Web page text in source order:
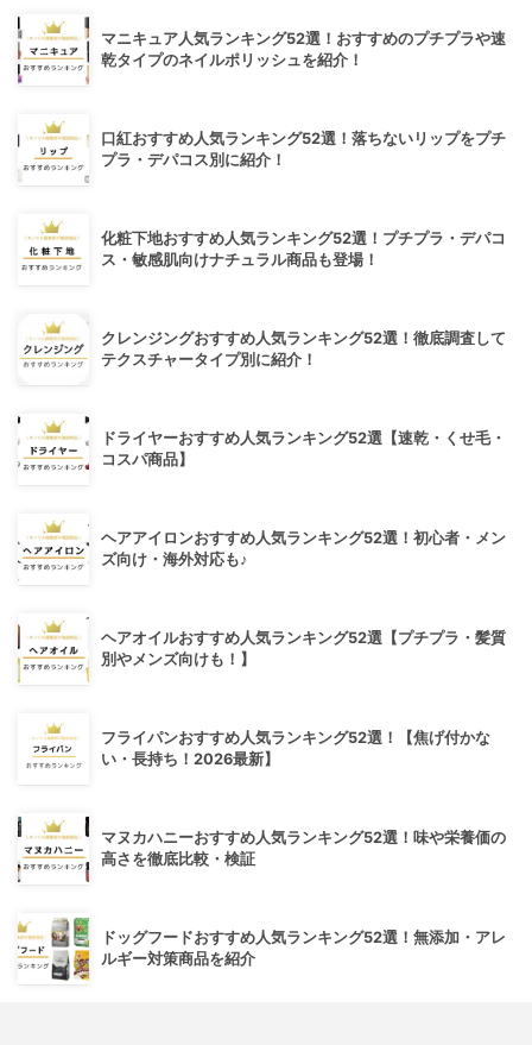
マニキュア人気ランキング52選！おすすめのプチプラや速
乾タイプのネイルポリッシュを紹介！
口紅おすすめ人気ランキング52選！落ちないリップをプチ
プラ・デパコス別に紹介！
化粧下地おすすめ人気ランキング52選！プチプラ・デパコ
ス・敏感肌向けナチュラル商品も登場！
クレンジングおすすめ人気ランキング52選！徹底調査して
テクスチャータイプ別に紹介！
ドライヤーおすすめ人気ランキング52選【速乾・くせ毛・
コスパ商品】
ヘアアイロンおすすめ人気ランキング52選！初心者・メン
ズ向け・海外対応も♪
ヘアオイルおすすめ人気ランキング52選【プチプラ・髪質
別やメンズ向けも！】
フライパンおすすめ人気ランキング52選！【焦げ付かな
い・長持ち！2026最新】
マヌカハニーおすすめ人気ランキング52選！味や栄養価の
高さを徹底比較・検証
ドッグフードおすすめ人気ランキング52選！無添加・アレ
ルギー対策商品を紹介